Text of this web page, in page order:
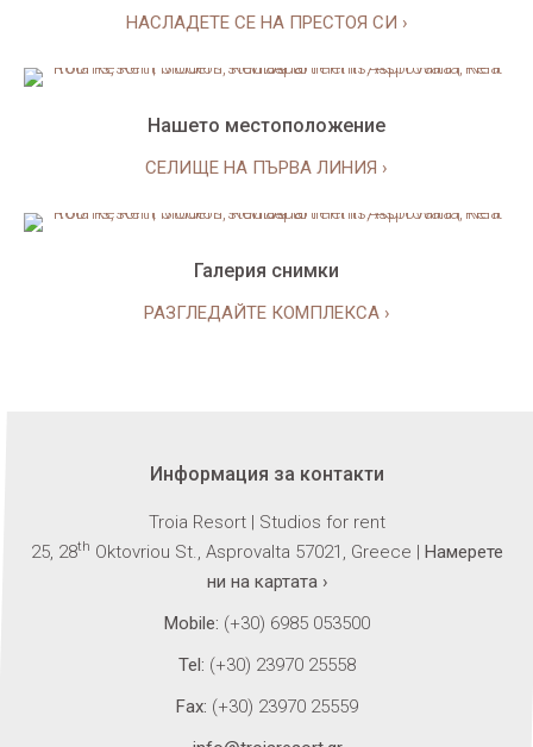
НАСЛАДЕТЕ СЕ НА ПРЕСТОЯ СИ ›
Нашето местоположение
СЕЛИЩЕ НА ПЪРВА ЛИНИЯ ›
Галерия снимки
РАЗГЛЕДАЙТЕ КОМПЛЕКСА ›
Информация за контакти
Troia Resort | Studios for rent
25, 28th Oktovriou St., Asprovalta 57021, Greece | Намерете
ни на картата ›
Mobile: (+30) 6985 053500
Tel: (+30) 23970 25558
Fax: (+30) 23970 25559